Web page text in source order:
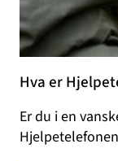
Hva er
Er du i en